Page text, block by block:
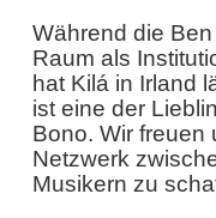
Während die
Raum als
hat Kilá in Irland
ist eine der
Bono. Wir freuen
Netzwerk
Musikern zu